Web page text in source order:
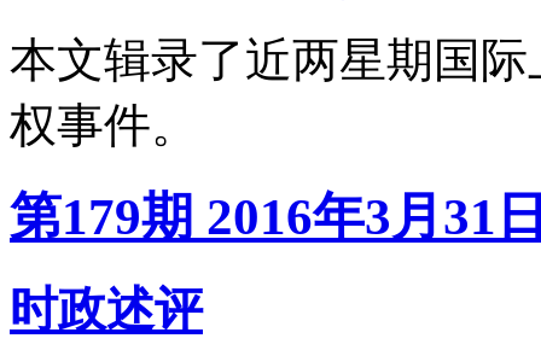
本文辑录了近两星期国
权事件。
第179期 2016年3月31
时政述评